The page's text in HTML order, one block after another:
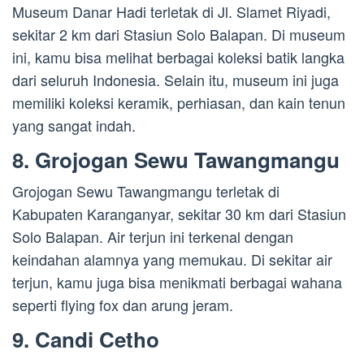
Museum Danar Hadi terletak di Jl. Slamet Riyadi,
sekitar 2 km dari Stasiun Solo Balapan. Di museum
ini, kamu bisa melihat berbagai koleksi batik langka
dari seluruh Indonesia. Selain itu, museum ini juga
memiliki koleksi keramik, perhiasan, dan kain tenun
yang sangat indah.
8. Grojogan Sewu Tawangmangu
Grojogan Sewu Tawangmangu terletak di
Kabupaten Karanganyar, sekitar 30 km dari Stasiun
Solo Balapan. Air terjun ini terkenal dengan
keindahan alamnya yang memukau. Di sekitar air
terjun, kamu juga bisa menikmati berbagai wahana
seperti flying fox dan arung jeram.
9. Candi Cetho